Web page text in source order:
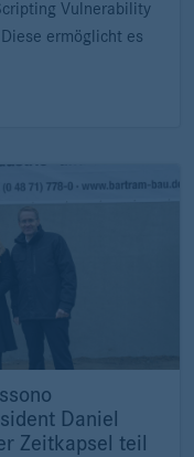
Vulnerability
ermöglicht es
Daniel
Zeitkapsel teil